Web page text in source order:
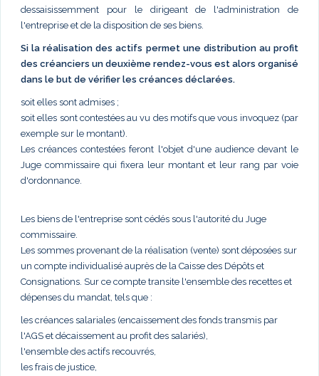
dessaisissemment pour le dirigeant de l'administration de
l'entreprise et de la disposition de ses biens.
Si la réalisation des actifs permet une distribution au profit
des créanciers un deuxième rendez-vous est alors organisé
dans le but de vérifier les créances déclarées.
soit elles sont admises ;
soit elles sont contestées au vu des motifs que vous invoquez (par
exemple sur le montant).
Les créances contestées feront l'objet d'une audience devant le
Juge commissaire qui fixera leur montant et leur rang par voie
d'ordonnance.
Les biens de l'entreprise sont cédés sous l'autorité du Juge
commissaire.
Les sommes provenant de la réalisation (vente) sont déposées sur
un compte individualisé auprès de la Caisse des Dépôts et
Consignations. Sur ce compte transite l'ensemble des recettes et
dépenses du mandat, tels que :
les créances salariales (encaissement des fonds transmis par
l'AGS et décaissement au profit des salariés),
l'ensemble des actifs recouvrés,
les frais de justice,